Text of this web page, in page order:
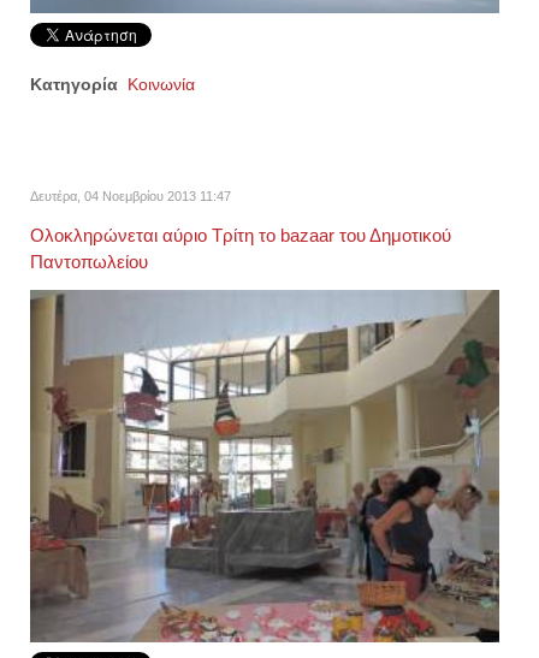
Κατηγορία Κοινωνία
Δευτέρα, 04 Νοεμβρίου 2013 11:47
Ολοκληρώνεται αύριο Τρίτη το bazaar του Δημοτικού
Παντοπωλείου